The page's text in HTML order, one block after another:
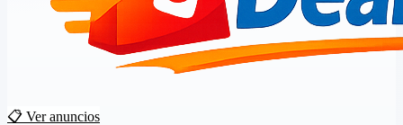
📋 Ver anuncios